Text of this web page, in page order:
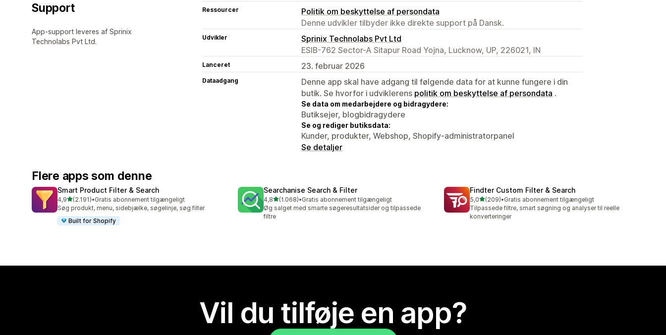
Support
App-support leveres af Sprinix
Technolabs Pvt Ltd.
Ressourcer
Politik om beskyttelse af persondata
Denne udvikler tilbyder ikke direkte support på Dansk.
Udvikler
Sprinix Technolabs Pvt Ltd
ESIB-762 Sector-A Sitapur Road Yojna, Lucknow, UP, 226021, IN
Lanceret 23. februar 2026
Dataadgang
Denne app skal have adgang til følgende data for at kunne fungere i din
butik. Se hvorfor i udviklerens politik om beskyttelse af persondata .
Se data om medarbejdere og bidragydere:
Butiksejer, blogbidragydere
Se og rediger butiksdata:
Kunder, produkter, Webshop, Shopify-administratorpanel
Se detaljer
Flere apps som denne
Smart Product Filter & Search
4,9ud af 5 stjerner
(2.191)
2191 anmeldelser i alt
•Gratis abonnement tilgængeligt
Søg produkt, menu, sidebjælke, søgelinje, søg filter
Built for Shopify
Searchanise Search & Filter
4,8ud af 5 stjerner
(1.068)
1068 anmeldelser i alt
•Gratis abonnement tilgængeligt
Øg salget med smarte søgeresultatsider og tilpassede
filtre
Findter Custom Filter & Search
5,0ud af 5 stjerner
(209)
209 anmeldelser i alt
•Gratis abonnement tilgængeligt
Tilpassede filtre, smart søgning og analyser til reelle
konverteringer
Vil du tilføje en app?